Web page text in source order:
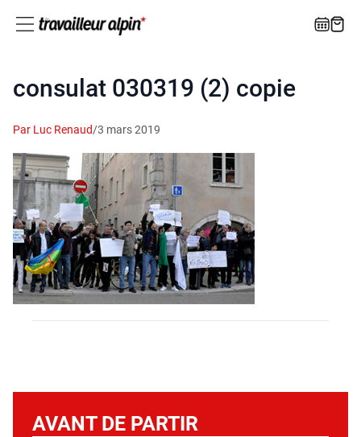
consulat 030319 (2) copie
Par Luc Renaud/3 mars 2019
AVANT DE PARTIR